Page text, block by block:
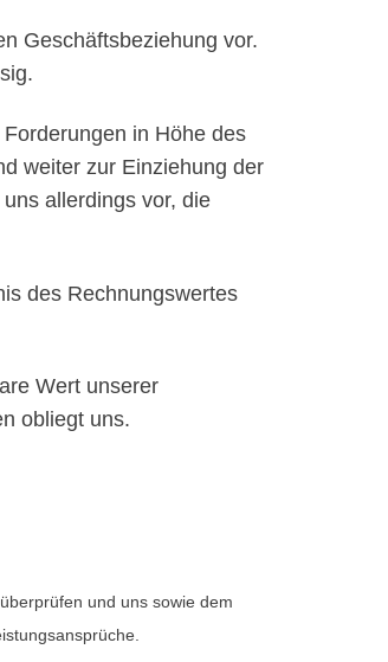
Geschäftsbeziehung vor.
in Höhe des
weiter zur Einziehung der
allerdings vor, die
des Rechnungswertes
Wert unserer
obliegt uns.
und uns sowie dem